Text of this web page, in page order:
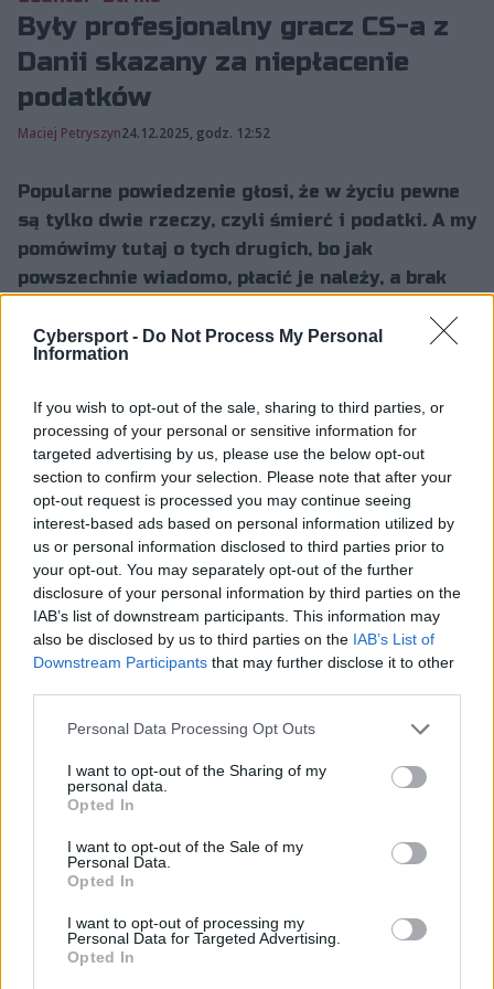
Cybersport - Do Not Process My Personal
Information
If you wish to opt-out of the sale, sharing to third parties, or
processing of your personal or sensitive information for
targeted advertising by us, please use the below opt-out
section to confirm your selection. Please note that after your
opt-out request is processed you may continue seeing
interest-based ads based on personal information utilized by
us or personal information disclosed to third parties prior to
your opt-out. You may separately opt-out of the further
disclosure of your personal information by third parties on the
IAB’s list of downstream participants. This information may
also be disclosed by us to third parties on the IAB’s List of
Downstream Participants that may further disclose it to other
Personal Data Processing Opt Outs
I want to opt-out of the Sharing of my
personal data.
Opted In
I want to opt-out of the Sale of my
Personal Data.
Opted In
I want to opt-out of processing my
Personal Data for Targeted Advertising.
Opted In
Były profesjonalny gracz CS-a z
Danii skazany za niepłacenie
podatków
Maciej Petryszyn24.12.2025, godz. 12:52
Popularne powiedzenie głosi, że w życiu pewne
są tylko dwie rzeczy, czyli śmierć i podatki. A my
pomówimy tutaj o tych drugich, bo jak
powszechnie wiadomo, płacić je należy, a brak
konsekwencje.
Duński gracz CS-a skazany
Boleśnie przekonał się o tym były profesjonalny gracz
CS-a z Danii. 36-latek swego czasu był jedną z bardziej
rozpoznawalnych osób na scenie. Ale najwyraźniej nie
przełożyło się to na terminowe załatwianie wszystkich
niezbędnych spraw. Jak bowiem podaje duński dziennik
regionalnyjv.dk, Duńczyk nie zgłosił nagród oraz
wynagrodzenia, które uzyskał w czasie swojej przygody
z Counter-Strikiem, co w oczywisty sposób podpada
pod uchylanie się od płacenia podatków. Cała sytuacja
dotyczyć ma okresu między 2014 a 2020 rokiem. Czyli
wtedy, gdy 36-letni strzelec, którego tożsamość nie
na najwyższym poziomie. I w tym czasie wygrał kilka
turniejów tier 1. Co ciekawe, sam zawodnik miał
przyznać, iż był świadomy faktu, że należy rozliczać się
z fiskusem, ale... wydawało się, że dzieje się to samo.
talent ze Szwecji?